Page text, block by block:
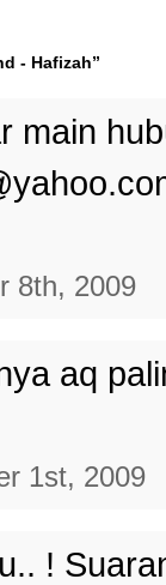
- Hafizah”
main
8th, 2009
aq
1st, 2009
!